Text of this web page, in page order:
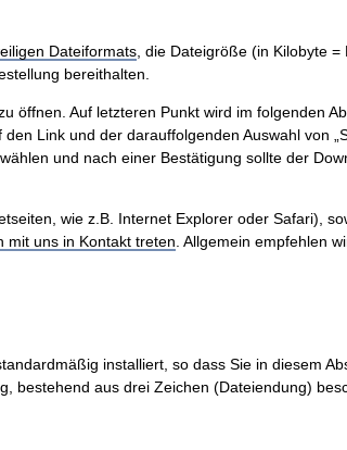
Dateiformats , die Dateigröße (in Kilobyte
bereithalten.
öffnen. Auf letzteren Punkt wird im folgenden
Link und der darauffolgenden Auswahl von
und nach einer Bestätigung sollte der
wie z.B. Internet Explorer oder Safari),
mit uns in Kontakt treten . Allgemein empfehlen
installiert, so dass Sie in diesem
bestehend aus drei Zeichen (Dateiendung)